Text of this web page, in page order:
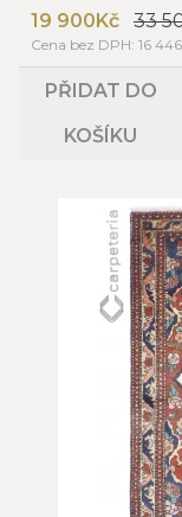
19 900Kč
33
Cena bez DPH: 16
PŘIDAT DO
KOŠÍKU